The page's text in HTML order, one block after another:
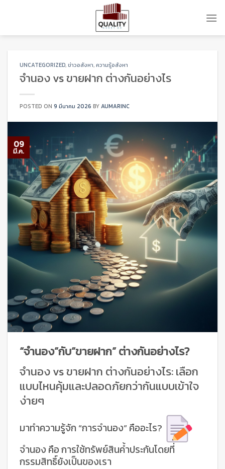
UNCATEGORIZED,ข่าวอสังหา,ความรู้อสังหา
จำนอง vs ขายฝาก ต่างกันอย่างไร
POSTED ON 9 มีนาคม 2026 BYAUMARINC
09
มี.ค.
“จำนอง”กับ”ขายฝาก” ต่างกันอย่างไร?
จำนอง vs ขายฝาก ต่างกันอย่างไร: เลือก
แบบไหนคุ้มและปลอดภัยกว่ากันแบบเข้าใจ
ง่ายๆ
มาทำความรู้จัก “การจำนอง” คืออะไร?
จำนอง คือ การใช้ทรัพย์สินค้ำประกันโดยที่
กรรมสิทธิ์ยังเป็นของเรา